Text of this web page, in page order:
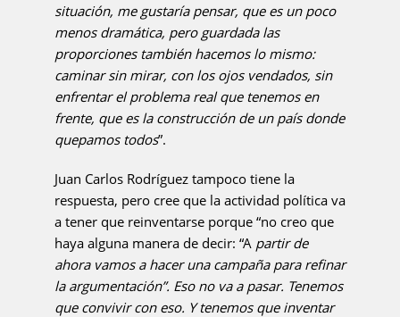
situación, me gustaría pensar, que es un poco
menos dramática, pero guardada las
proporciones también hacemos lo mismo:
caminar sin mirar, con los ojos vendados, sin
enfrentar el problema real que tenemos en
frente, que es la construcción de un país donde
quepamos todos”.
Juan Carlos Rodríguez tampoco tiene la
respuesta, pero cree que la actividad política va
a tener que reinventarse porque “no creo que
haya alguna manera de decir: “A partir de
ahora vamos a hacer una campaña para refinar
la argumentación”. Eso no va a pasar. Tenemos
que convivir con eso. Y tenemos que inventar